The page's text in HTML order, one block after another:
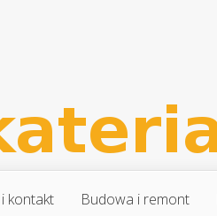
kontakt Budowa i remont